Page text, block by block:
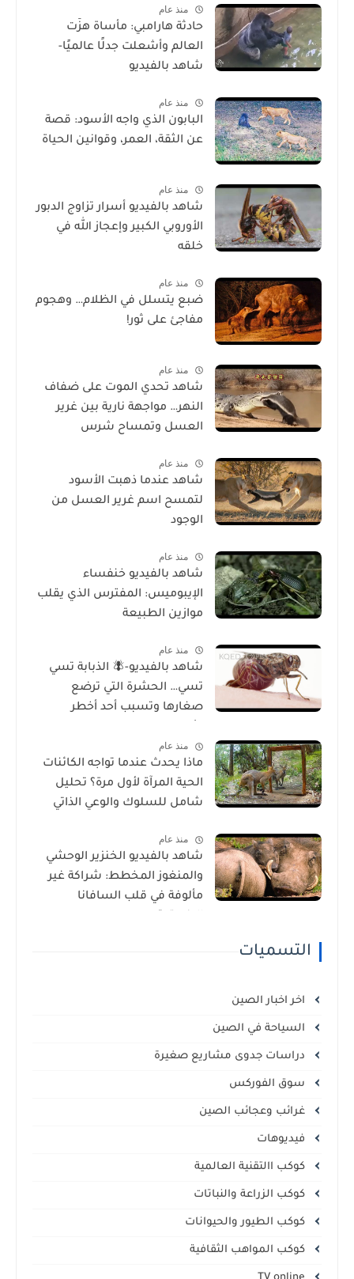
منذ عام
حادثة هارامبي: مأساة هزّت
العالم وأشعلت جدلًا عالميًا-
شاهد بالفيديو
منذ عام
البابون الذي واجه الأسود: قصة
عن الثقة، العمر، وقوانين الحياة
منذ عام
شاهد بالفيديو أسرار تزاوج الدبور
الأوروبي الكبير وإعجاز الله في
خلقه
منذ عام
ضبع يتسلل في الظلام… وهجوم
مفاجئ على ثور!
منذ عام
شاهد تحدي الموت على ضفاف
النهر… مواجهة نارية بين غرير
العسل وتمساح شرس
منذ عام
شاهد عندما ذهبت الأسود
لتمسح اسم غرير العسل من
الوجود
منذ عام
شاهد بالفيديو خنفساء
الإيبوميس: المفترس الذي يقلب
موازين الطبيعة
منذ عام
شاهد بالفيديو-🪰 الذبابة تسي
تسي… الحشرة التي ترضع
صغارها وتسبب أحد أخطر
منذ عام
ماذا يحدث عندما تواجه الكائنات
الحية المرآة لأول مرة؟ تحليل
شامل للسلوك والوعي الذاتي
منذ عام
شاهد بالفيديو الخنزير الوحشي
والمنغوز المخطط: شراكة غير
مألوفة في قلب السافانا
التسميات
اخر اخبار الصين
السياحة في الصين
دراسات جدوى مشاريع صغيرة
سوق الفوركس
غرائب وعجائب الصين
فيديوهات
كوكب االتقنية العالمية
كوكب الزراعة والنباتات
كوكب الطيور والحيوانات
كوكب المواهب الثقافية